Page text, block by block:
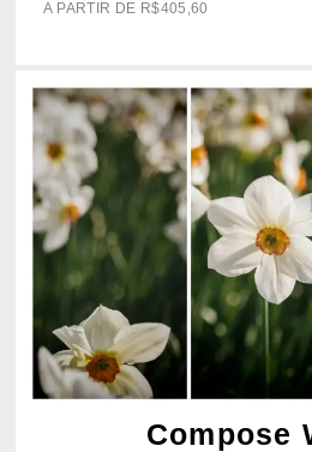
A PARTIR DE R$405,60
Compose